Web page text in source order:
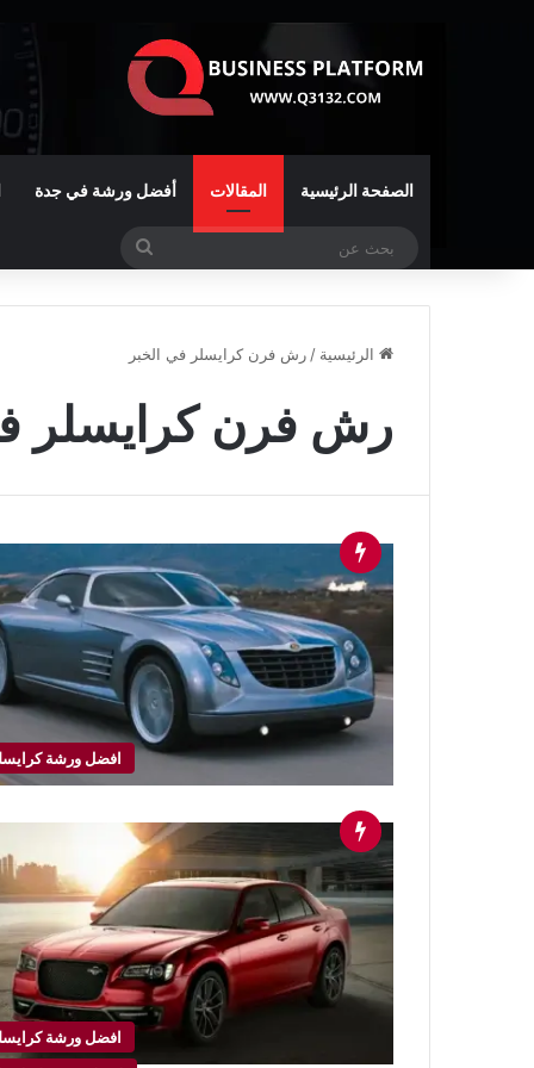
الصفحة الرئيسية المقالات أفضل ورشة في جدة
الرئيسية / رش فرن كرايسلر في الخبر
رش فرن كرايسلر
افضل ورشة
افضل ورشة